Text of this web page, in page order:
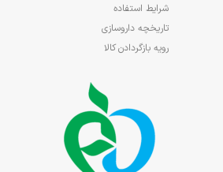
شرایط استفاده
تاریخچه داروسازی
رویه بازگردادن کالا